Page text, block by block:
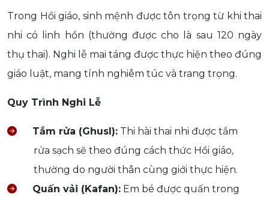
Trong Hồi giáo, sinh mệnh được tôn trọng từ khi thai
nhi có linh hồn (thường được cho là sau 120 ngày
thụ thai). Nghi lễ mai táng được thực hiện theo đúng
giáo luật, mang tính nghiêm túc và trang trọng.
Quy Trình Nghi Lễ
Tắm rửa (Ghusl): Thi hài thai nhi được tắm
rửa sạch sẽ theo đúng cách thức Hồi giáo,
thường do người thân cùng giới thực hiện.
Quấn vải (Kafan): Em bé được quấn trong